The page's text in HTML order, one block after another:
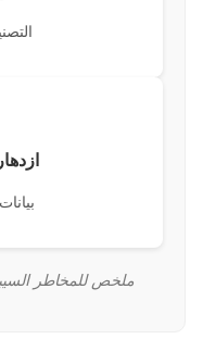
ملخص للمخاطر